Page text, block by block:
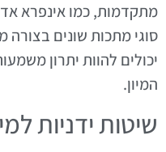
מתקדמות, כמו אינפרא
סוגי מתכות שונים בצורה
יכולים להוות יתרון
המיון.
שיטות ידניות